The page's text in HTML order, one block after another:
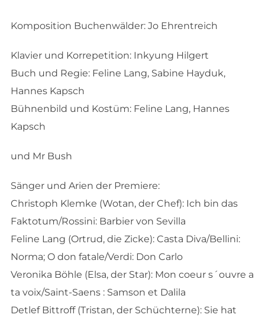
Komposition Buchenwälder: Jo Ehrentreich
Klavier und Korrepetition: Inkyung Hilgert
Buch und Regie: Feline Lang, Sabine Hayduk,
Hannes Kapsch
Bühnenbild und Kostüm: Feline Lang, Hannes
Kapsch
und Mr Bush
Sänger und Arien der Premiere:
Christoph Klemke (Wotan, der Chef): Ich bin das
Faktotum/Rossini: Barbier von Sevilla
Feline Lang (Ortrud, die Zicke): Casta Diva/Bellini:
Norma; O don fatale/Verdi: Don Carlo
Veronika Böhle (Elsa, der Star): Mon coeur s´ouvre a
ta voix/Saint-Saens : Samson et Dalila
Detlef Bittroff (Tristan, der Schüchterne): Sie hat